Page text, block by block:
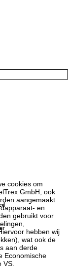
cookies om
GmbH, ook
aangemaakt
en
gebruikt voor
hebben wij
wat ook de
aan derde
Economische
VS.